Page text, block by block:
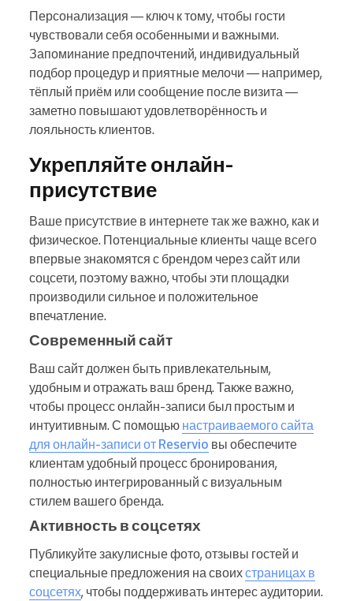
Персонализация — ключ к тому, чтобы гости
чувствовали себя особенными и важными.
Запоминание предпочтений, индивидуальный
подбор процедур и приятные мелочи — например,
тёплый приём или сообщение после визита —
заметно повышают удовлетворённость и
лояльность клиентов.
Укрепляйте онлайн-
присутствие
Ваше присутствие в интернете так же важно, как и
физическое. Потенциальные клиенты чаще всего
впервые знакомятся с брендом через сайт или
соцсети, поэтому важно, чтобы эти площадки
производили сильное и положительное
впечатление.
Современный сайт
Ваш сайт должен быть привлекательным,
удобным и отражать ваш бренд. Также важно,
чтобы процесс онлайн-записи был простым и
интуитивным. С помощью настраиваемого сайта
для онлайн-записи от Reservio вы обеспечите
клиентам удобный процесс бронирования,
полностью интегрированный с визуальным
стилем вашего бренда.
Активность в соцсетях
Публикуйте закулисные фото, отзывы гостей и
специальные предложения на своихстраницах в
соцсетях, чтобы поддерживать интерес аудитории.